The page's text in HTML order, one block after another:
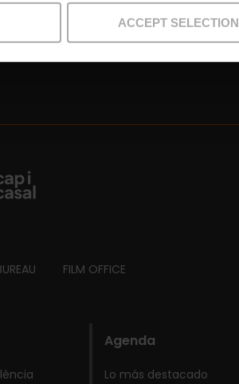
ACCEPT SELECTION
en València!
FILM OFFICE
Agenda
Lo más destacado